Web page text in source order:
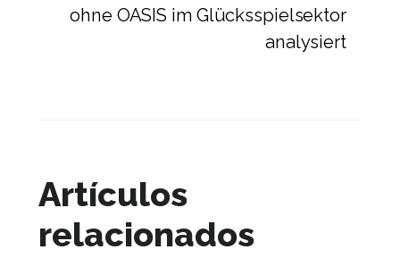
ohne OASIS im Glücksspielsektor
analysiert
Artículos
relacionados